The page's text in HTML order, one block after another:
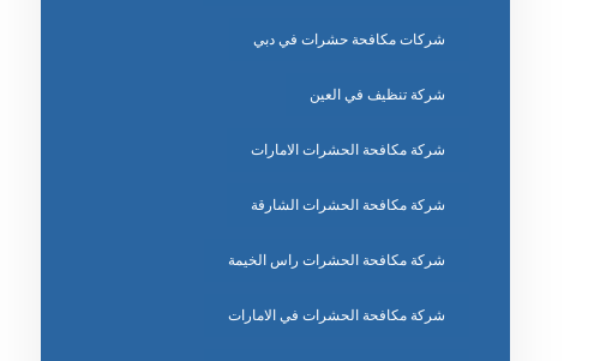
شركات مكافحة حشرات في دبي
شركة تنظيف في العين
شركة مكافحة الحشرات الامارات
شركة مكافحة الحشرات الشارقة
شركة مكافحة الحشرات راس الخيمة
شركة مكافحة الحشرات في الامارات